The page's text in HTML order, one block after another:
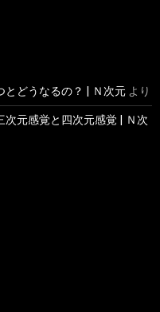
とどうなるの？ | Ｎ次元 より
次元感覚と四次元感覚 | Ｎ次